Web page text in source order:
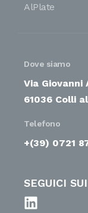
AlPlate
Dove siamo
Via Giovanni
61036 Colli
Telefono
+(39) 0721
SEGUICI